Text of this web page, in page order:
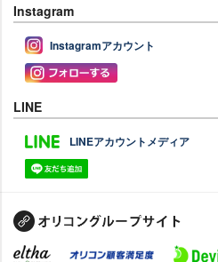
Instagram
Instagramアカウント
LINE
LINEアカウントメディア